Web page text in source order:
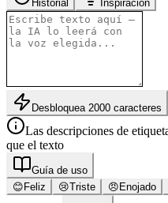
Historial Inspiración
Desbloquea 2000 caracteres
Las descripciones de
que el texto
Guía de uso
😊 Feliz 😢Triste 😠 Enojado